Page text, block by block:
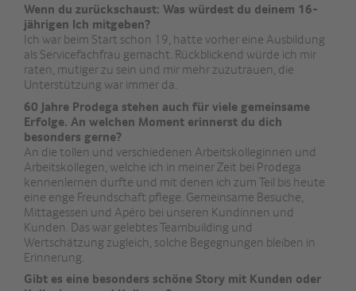
Wenn du zurückschaust: Was würdest du deinem 16-
jährigen Ich mitgeben?
Ich war beim Start schon 19, hatte vorher eine Ausbildung
als Servicefachfrau gemacht. Rückblickend würde ich mir
raten, mutiger zu sein und mir mehr zuzutrauen, die
Unterstützung war immer da.
60 Jahre Prodega stehen auch für viele gemeinsame
Erfolge. An welchen Moment erinnerst du dich
besonders gerne?
An die tollen und verschiedenen Arbeitskolleginnen und
Arbeitskollegen, welche ich in meiner Zeit bei Prodega
kennenlernen durfte und mit denen ich zum Teil bis heute
eine enge Freundschaft pflege. Gemeinsame Besuche,
Mittagessen und Apéro bei unseren Kundinnen und
Kunden. Das war gelebtes Teambuilding und
Wertschätzung zugleich, solche Begegnungen bleiben in
Erinnerung.
Gibt es eine besonders schöne Story mit Kunden oder